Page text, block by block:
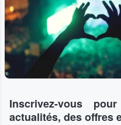
Inscrivez-vous
actualités, des offres